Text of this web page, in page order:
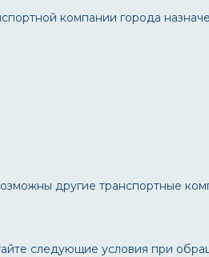
компании города
другие транспортные
следующие условия при